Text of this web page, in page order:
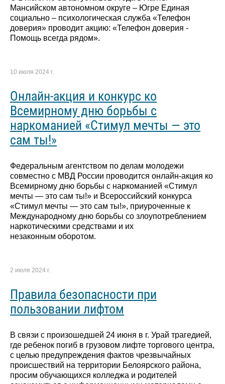
Мансийском автономном округе – Югре Единая
социально – психологическая служба «Телефон
доверия» проводит акцию: «Телефон доверия -
Помощь всегда рядом».
10 июля 2024 г.
Онлайн-акция и конкурс ко
Всемирному дню борьбы с
наркоманией «Стимул мечты — это
сам ты!»
Федеральным агентством по делам молодежи
совместно с МВД России проводится онлайн-акция ко
Всемирному дню борьбы с наркоманией «Стимул
мечты — это сам ты!» и Всероссийский конкурса
«Стимул мечты — это сам ты!», приуроченные к
Международному дню борьбы со злоупотреблением
наркотическими средствами и их
незаконным оборотом.
2 июля 2024 г.
Правила безопасности при
пользовании лифтом
В связи с произошедшей 24 июня в г. Урай трагедией,
где ребенок погиб в грузовом лифте торгового центра,
с целью предупреждения фактов чрезвычайных
происшествий на территории Белоярского района,
просим обучающихся колледжа и родителей